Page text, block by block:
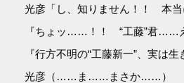
光彦「し、知りません！！ 本
『ちょッ……！！ “工藤”君……
『行方不明の“工藤新一”、実は生
光彦（……ま……まさか……）